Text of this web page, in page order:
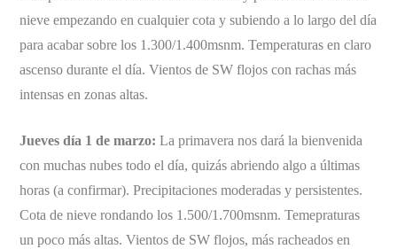
nieve empezando en cualquier cota y subiendo a lo largo del día
para acabar sobre los 1.300/1.400msnm. Temperaturas en claro
ascenso durante el día. Vientos de SW flojos con rachas más
intensas en zonas altas.
Jueves día 1 de marzo: La primavera nos dará la bienvenida
con muchas nubes todo el día, quizás abriendo algo a últimas
horas (a confirmar). Precipitaciones moderadas y persistentes.
Cota de nieve rondando los 1.500/1.700msnm. Temepraturas
un poco más altas. Vientos de SW flojos, más racheados en